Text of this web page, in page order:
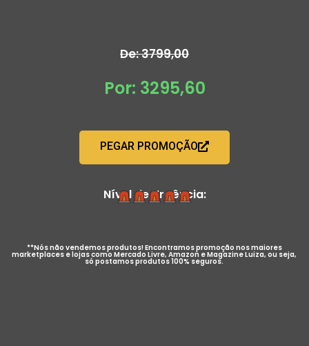
De: 3799,00
Por: 3295,60
PEGAR PROMOÇÃO
Nível de Urgência:
**Nós não vendemos produtos! Encontramos promoção nos maiores
marketplaces e lojas como Mercado Livre, Amazon e Magazine Luiza, ou seja,
só postamos produtos 100% seguros.